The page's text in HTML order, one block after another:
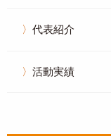
代表紹介
活動実績